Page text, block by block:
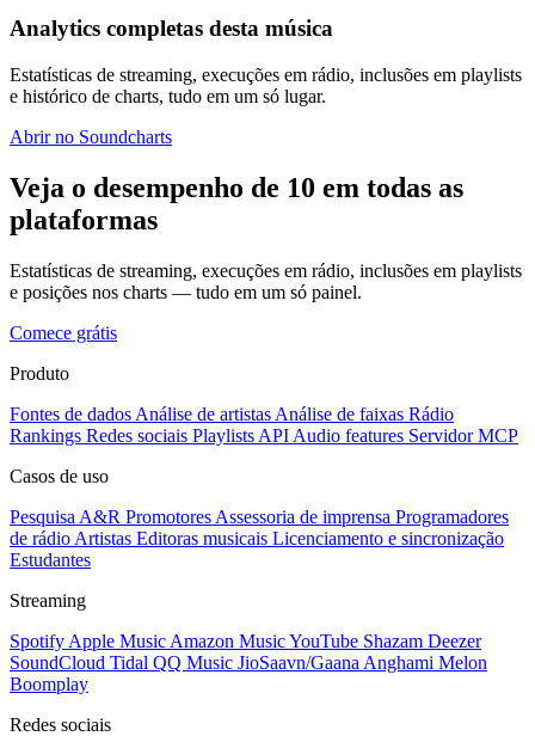
Analytics completas desta música
Estatísticas de streaming, execuções em rádio, inclusões em playlists
e histórico de charts, tudo em um só lugar.
Abrir no Soundcharts
Veja o desempenho de 10 em todas as
plataformas
Estatísticas de streaming, execuções em rádio, inclusões em playlists
e posições nos charts — tudo em um só painel.
Comece grátis
Produto
Fontes de dados Análise de artistas Análise de faixas Rádio
Rankings Redes sociais Playlists API Audio features Servidor MCP
Casos de uso
Pesquisa A&R Promotores Assessoria de imprensa Programadores
de rádio Artistas Editoras musicais Licenciamento e sincronização
Estudantes
Streaming
Spotify Apple Music Amazon MusicYouTube Shazam Deezer
SoundCloud Tidal QQ Music JioSaavn/Gaana Anghami Melon
Boomplay
Redes sociais